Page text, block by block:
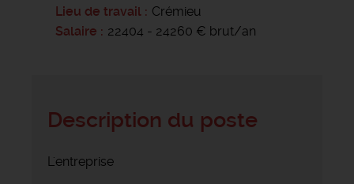
Lieu de travail
Crémieu
Salaire
22404 - 24260 € brut/an
Description du poste
L'entreprise